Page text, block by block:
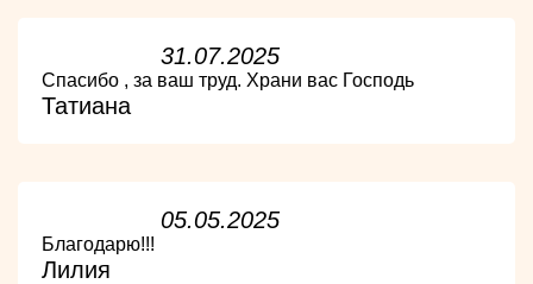
31.07.2025
Спасибо , за ваш труд. Храни вас Господь
Татиана
05.05.2025
Благодарю!!!
Лилия